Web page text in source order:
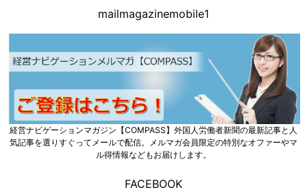
mailmagazinemobile1
経営ナビゲーションマガジン【COMPASS】外国人労働者新聞の最新記事と人
気記事を選りすぐってメールで配信。メルマガ会員限定の特別なオファーやマ
ル得情報などもお届けします。
FACEBOOK